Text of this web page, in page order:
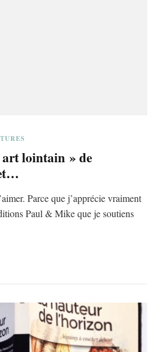
lointain » de
Parce que j’apprécie vraiment
Paul & Mike que je soutiens